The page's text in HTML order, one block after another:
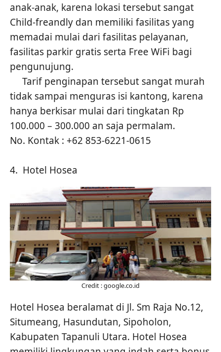
anak-anak, karena lokasi tersebut sangat
Child-freandly dan memiliki fasilitas yang
memadai mulai dari fasilitas pelayanan,
fasilitas parkir gratis serta Free WiFi bagi
pengunujung.
Tarif penginapan tersebut sangat murah
tidak sampai menguras isi kantong, karena
hanya berkisar mulai dari tingkatan Rp
100.000 – 300.000 an saja permalam.
No. Kontak : +62 853-6221-0615
4. Hotel Hosea
Credit : google.co.id
Hotel Hosea beralamat di Jl. Sm Raja No.12,
Situmeang, Hasundutan, Sipoholon,
Kabupaten Tapanuli Utara. Hotel Hosea